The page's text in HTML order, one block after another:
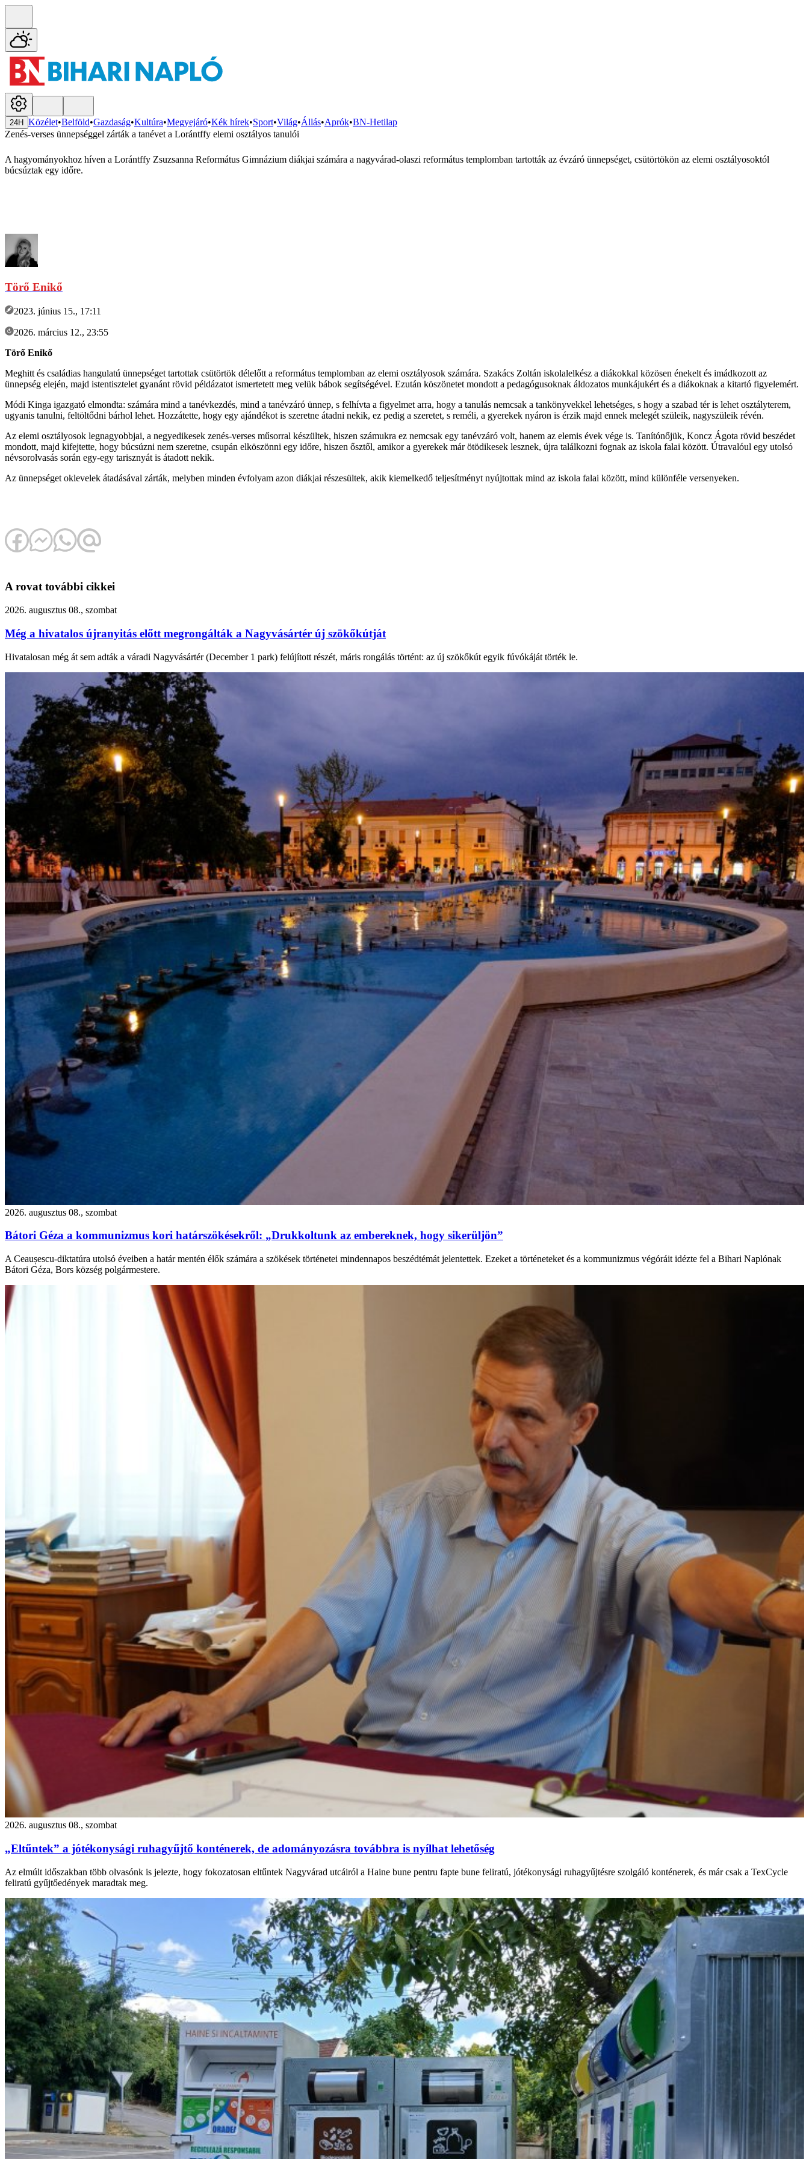
24H Közélet•Belföld•Gazdaság•Kultúra•Megyejáró•Kék hírek•Sport•Világ•Állás•Aprók•BN-Hetilap
Zenés-verses ünnepséggel zárták a tanévet a Lorántffy elemi osztályos tanulói
A hagyományokhoz híven a Lorántffy Zsuzsanna Református Gimnázium diákjai számára a nagyvárad-olaszi református templomban tartották az évzáró ünnepséget, csütörtökön az elemi osztályosoktól
búcsúztak egy időre.
Törő Enikő
2023. június 15., 17:11
2026. március 12., 23:55
Törő Enikő
Meghitt és családias hangulatú ünnepséget tartottak csütörtök délelőtt a református templomban az elemi osztályosok számára. Szakács Zoltán iskolalelkész a diákokkal közösen énekelt és imádkozott az
ünnepség elején, majd istentisztelet gyanánt rövid példázatot ismertetett meg velük bábok segítségével. Ezután köszönetet mondott a pedagógusoknak áldozatos munkájukért és a diákoknak a kitartó figyelemért.
Módi Kinga igazgató elmondta: számára mind a tanévkezdés, mind a tanévzáró ünnep, s felhívta a figyelmet arra, hogy a tanulás nemcsak a tankönyvekkel lehetséges, s hogy a szabad tér is lehet osztályterem,
ugyanis tanulni, feltöltődni bárhol lehet. Hozzátette, hogy egy ajándékot is szeretne átadni nekik, ez pedig a szeretet, s reméli, a gyerekek nyáron is érzik majd ennek melegét szüleik, nagyszüleik révén.
Az elemi osztályosok legnagyobbjai, a negyedikesek zenés-verses műsorral készültek, hiszen számukra ez nemcsak egy tanévzáró volt, hanem az elemis évek vége is. Tanítónőjük, Koncz Ágota rövid beszédet
mondott, majd kifejtette, hogy búcsúzni nem szeretne, csupán elköszönni egy időre, hiszen ősztől, amikor a gyerekek már ötödikesek lesznek, újra találkozni fognak az iskola falai között. Útravalóul egy utolsó
névsorolvasás során egy-egy tarisznyát is átadott nekik.
Az ünnepséget oklevelek átadásával zárták, melyben minden évfolyam azon diákjai részesültek, akik kiemelkedő teljesítményt nyújtottak mind az iskola falai között, mind különféle versenyeken.
A rovat további cikkei
2026. augusztus 08., szombat
Még a hivatalos újranyitás előtt megrongálták a Nagyvásártér új szökőkútját
Hivatalosan még át sem adták a váradi Nagyvásártér (December 1 park) felújított részét, máris rongálás történt: az új szökőkút egyik fúvókáját törték le.
2026. augusztus 08., szombat
Bátori Géza a kommunizmus kori határszökésekről: „Drukkoltunk az embereknek, hogy sikerüljön”
A Ceaușescu-diktatúra utolsó éveiben a határ mentén élők számára a szökések történetei mindennapos beszédtémát jelentettek. Ezeket a történeteket és a kommunizmus végóráit idézte fel a Bihari Naplónak
Bátori Géza, Bors község polgármestere.
2026. augusztus 08., szombat
„Eltűntek” a jótékonysági ruhagyűjtő konténerek, de adományozásra továbbra is nyílhat lehetőség
Az elmúlt időszakban több olvasónk is jelezte, hogy fokozatosan eltűntek Nagyvárad utcáiról a Haine bune pentru fapte bune feliratú, jótékonysági ruhagyűjtésre szolgáló konténerek, és már csak a TexCycle
feliratú gyűjtőedények maradtak meg.